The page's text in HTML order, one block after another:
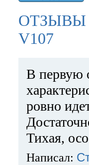
ОТЗЫВЫ
V107
В первую
ровно
Тихая,
Написал: